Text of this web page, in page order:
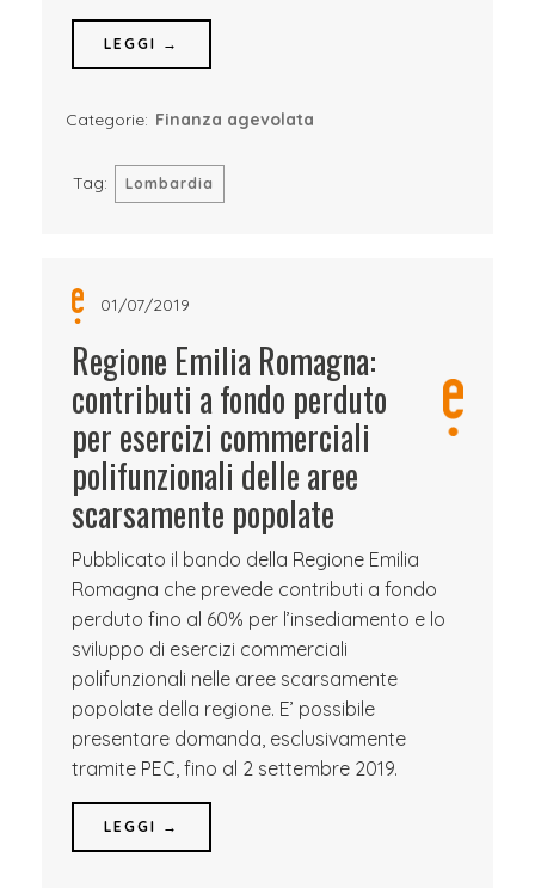
LEGGI →
Categorie: Finanza agevolata
Tag: Lombardia
01/07/2019
Regione Emilia Romagna:
contributi a fondo perduto
per esercizi commerciali
polifunzionali delle aree
scarsamente popolate
Pubblicato il bando della Regione Emilia
Romagna che prevede contributi a fondo
perduto fino al 60% per l’insediamento e lo
sviluppo di esercizi commerciali
polifunzionali nelle aree scarsamente
popolate della regione. E’ possibile
presentare domanda, esclusivamente
tramite PEC, fino al 2 settembre 2019.
LEGGI →